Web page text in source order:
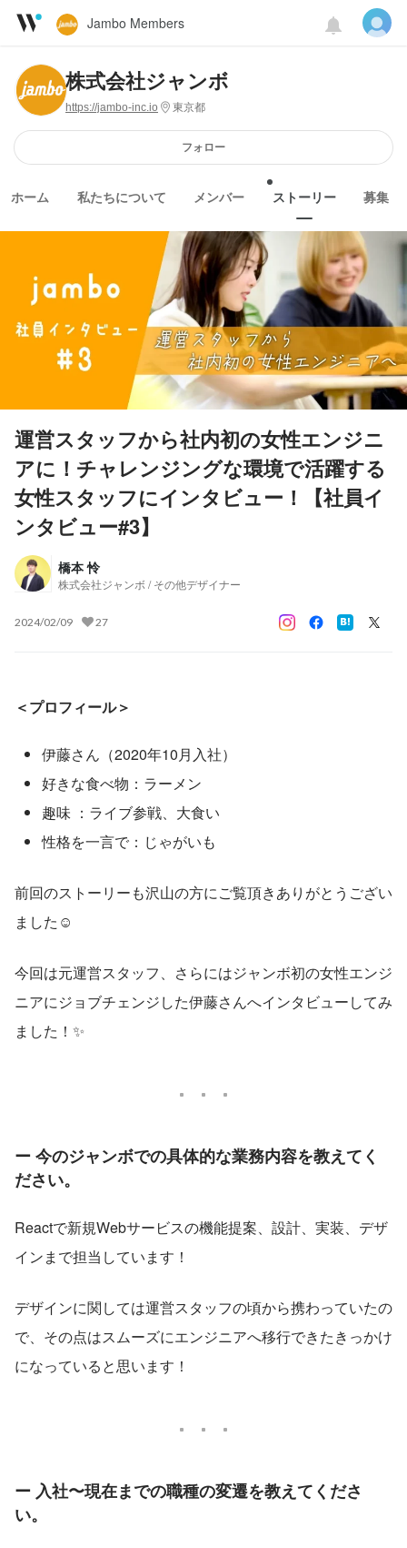
Jambo Members
株式会社ジャンボ
https://jambo-inc.io 東京都
フォロー
ホーム 私たちについて メンバー ストーリー 募集
運営スタッフから社内初の女性エンジニ
アに！チャレンジングな環境で活躍する
女性スタッフにインタビュー！【社員イ
ンタビュー#3】
橋本 怜
株式会社ジャンボ / その他デザイナー
2024/02/09 27
＜プロフィール＞
伊藤さん（2020年10月入社）
好きな食べ物：ラーメン
趣味 ：ライブ参戦、大食い
性格を一言で：じゃがいも
前回のストーリーも沢山の方にご覧頂きありがとうござい
ました☺
今回は元運営スタッフ、さらにはジャンボ初の女性エンジ
ニアにジョブチェンジした伊藤さんへインタビューしてみ
ました！✨
ー 今のジャンボでの具体的な業務内容を教えてく
ださい。
Reactで新規Webサービスの機能提案、設計、実装、デザ
インまで担当しています！
デザインに関しては運営スタッフの頃から携わっていたの
で、その点はスムーズにエンジニアへ移行できたきっかけ
になっていると思います！
ー 入社〜現在までの職種の変遷を教えてくださ
い。